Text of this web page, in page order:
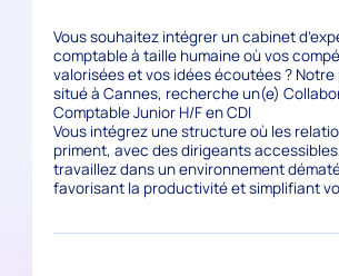
Vous souhaitez intégrer un cabinet
comptable à taille humaine où vos
valorisées et vos idées écoutées ?
situé à Cannes, recherche un(e)
Comptable Junior H/F en CDI
Vous intégrez une structure où les
priment, avec des dirigeants
travaillez dans un environnement
favorisant la productivité et simplifiant